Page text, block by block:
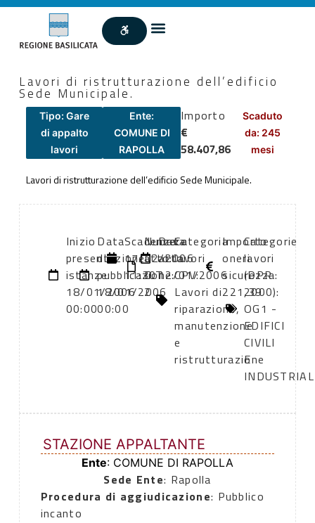
Lavori di ristrutturazione dell’edificio
Sede Municipale.
Tipo: Gare
di appalto
lavori
Ente:
COMUNE DI
RAPOLLA
Importo
€
58.407,86
Scaduto
da: 245
mesi
Lavori di ristrutturazione dell’edificio Sede Municipale.
Inizio
presentazione
istanze:
18/01/2006
00:00
Data
di
pubblicazione:
18/01/2006
00:00
Scadenza:
17/02/2006
11:30
Numero
atto:
D.T.
2
Data
atto:
12/01/2006
Categoria
lavori
CPV:
Lavori di
riparazione,
manutenzione
e
ristrutturazione
Importo
oneri
sicurezza:
221,39
Categorie
lavori
(DPR
2000):
OG1 -
EDIFICI
CIVILI
E
STAZIONE APPALTANTE
Ente: COMUNE DI RAPOLLA
Sede Ente: Rapolla
Procedura di aggiudicazione: Pubblico
incanto